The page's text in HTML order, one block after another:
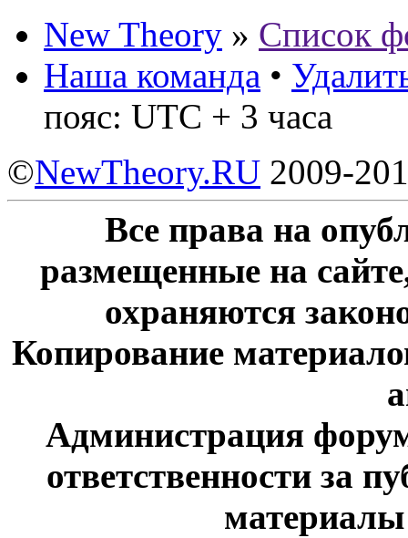
New Theory » Список
Наша команда •
пояс: UTC + 3 часа
©NewTheory.RU 2009-
Все права на
размещенные на
охраняются
Копирование
Администрация
ответственности за